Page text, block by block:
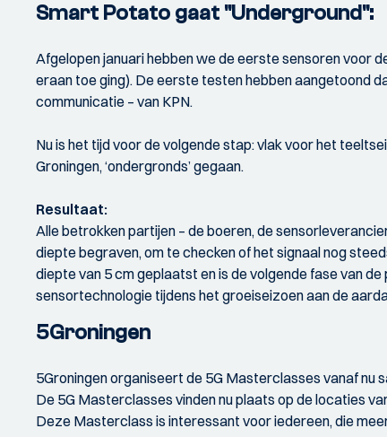
Smart Potato gaat "Underground":
Afgelopen januari hebben we de eerste sensoren voor
eraan toe ging). De eerste testen hebben aangetoond
communicatie – van KPN.
Nu is het tijd voor de volgende stap: vlak voor het
Groningen, ‘ondergronds’ gegaan.
Resultaat:
Alle betrokken partijen – de boeren, de
diepte begraven, om te checken of het signaal nog
diepte van 5 cm geplaatst en is de volgende fase van
sensortechnologie tijdens het groeiseizoen aan de
5Groningen
5Groningen organiseert de 5G Masterclasses vanaf nu
De 5G Masterclasses vinden nu plaats op de locaties
Deze Masterclass is interessant voor iedereen, die